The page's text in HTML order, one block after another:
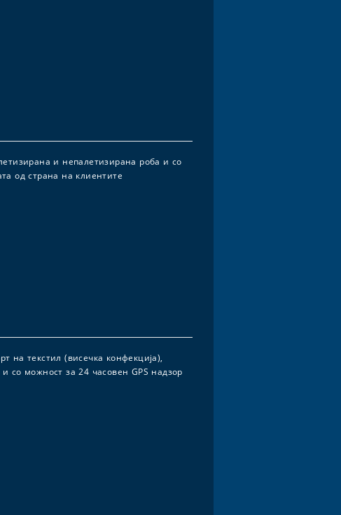
и непалетизирана роба и со
од страна на клиентите
на текстил (висечка конфекција),
со можност за 24 часовен GPS надзор